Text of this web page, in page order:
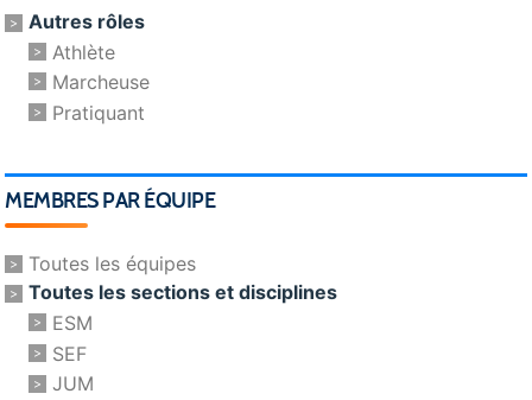
Autres rôles
Athlète
Marcheuse
Pratiquant
MEMBRES PAR ÉQUIPE
Toutes les équipes
Toutes les sections et disciplines
ESM
SEF
JUM